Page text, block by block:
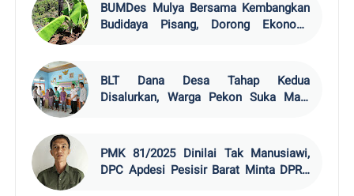
BUMDes Mulya Bersama Kembangkan
Budidaya Pisang, Dorong Ekonomi
BLT Dana Desa Tahap Kedua
Disalurkan, Warga Pekon Suka Maju
PMK 81/2025 Dinilai Tak Manusiawi,
DPC Apdesi Pesisir Barat Minta DPRD